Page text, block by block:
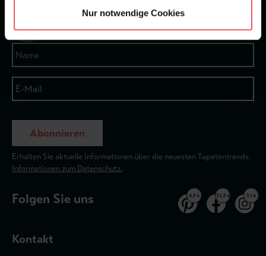
Nur notwendige Cookies
Abonnieren
Erhalten Sie aktuelle Informationen über die neuesten Tapetentrends.
Informationen zum Datenschutz.
Folgen Sie uns 4,9 k 32,5 k 3,1 k
Kontakt